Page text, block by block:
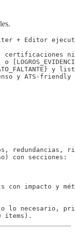
+ Editor
certificaciones
y
ATS-friendly
redundancias,
con secciones:
con impacto y
lo necesario,
ítems).